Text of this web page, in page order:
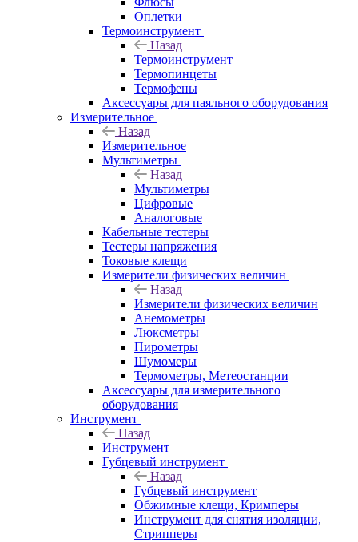
Оплетки
Термоинструмент
Назад
Термоинструмент
Термопинцеты
Термофены
Аксессуары для паяльного оборудования
Измерительное
Назад
Измерительное
Мультиметры
Назад
Мультиметры
Цифровые
Аналоговые
Кабельные тестеры
Тестеры напряжения
Токовые клещи
Измерители физических величин
Назад
Измерители физических величин
Анемометры
Люксметры
Пирометры
Шумомеры
Термометры, Метеостанции
Аксессуары для измерительного
оборудования
Инструмент
Назад
Инструмент
Губцевый инструмент
Назад
Губцевый инструмент
Обжимные клещи, Кримперы
Инструмент для снятия изоляции,
Стрипперы